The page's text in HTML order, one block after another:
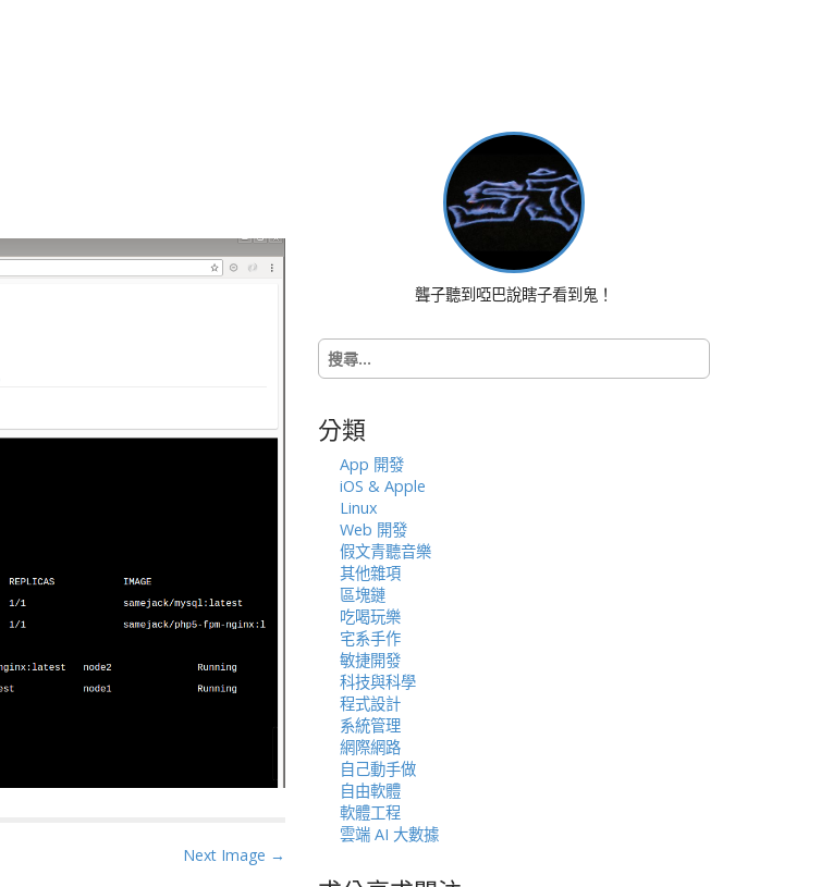
Next Image →
聾子聽到啞巴說瞎子看到鬼！
搜
尋
字:
分類
App 開發
iOS & Apple
Linux
Web 開發
假文青聽音樂
其他雜項
區塊鏈
吃喝玩樂
宅系手作
敏捷開發
科技與科學
程式設計
系統管理
網際網路
自己動手做
自由軟體
軟體工程
雲端 AI 大數據